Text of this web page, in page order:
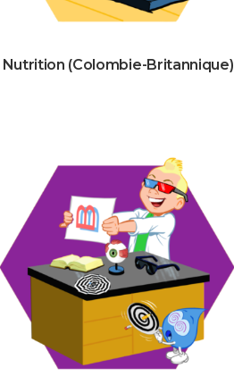
Nutrition (Colombie-Britannique)